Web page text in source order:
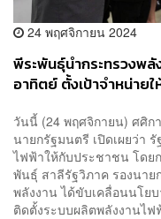
24 พฤศจิกายน 2024
พีระพันธุ์นำกระทรวงพ
อาทิตย์ ตั้งเป้าจำหน่าย
วันนี้ (24 พฤศจิกายน) ศศิ
นายกรัฐมนตรี เปิดเผยว่า
ไฟฟ้าให้กับประชาชน โดย
พันธุ์ สาลีรัฐวิภาค รองนาย
พลังงาน ได้ขับเคลื่อนนโย
ติดตั้งระบบผลิตพลังงานไ